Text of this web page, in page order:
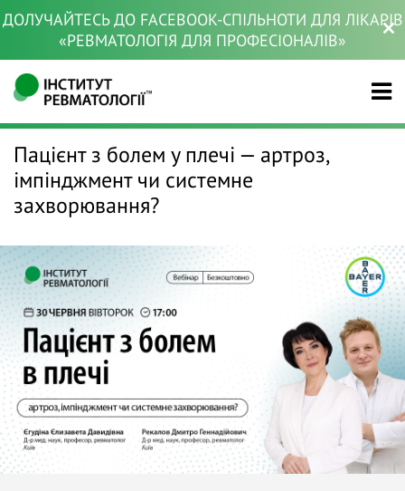
ДОЛУЧАЙТЕСЬ ДО FACEBOOK-СПІЛЬНОТИ ДЛЯ ЛІКАРІВ
«РЕВМАТОЛОГІЯ ДЛЯ ПРОФЕСІОНАЛІВ»
Пацієнт з болем у плечі — артроз,
імпінджмент чи системне
захворювання?